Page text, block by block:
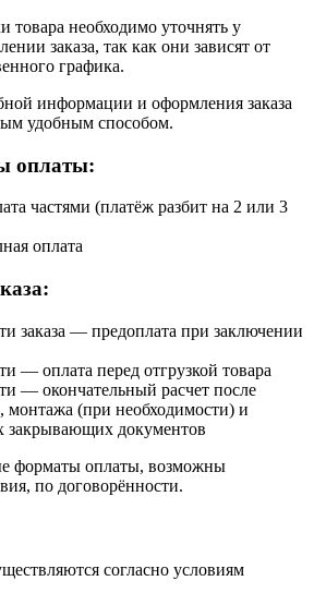
товара необходимо уточнять у
заказа, так как они зависят от
графика.
информации и оформления заказа
удобным способом.
оплаты:
частями (платёж разбит на 2 или 3
оплата
заказа — предоплата при заключении
— оплата перед отгрузкой товара
— окончательный расчет после
монтажа (при необходимости) и
закрывающих документов
форматы оплаты, возможны
по договорённости.
согласно условиям